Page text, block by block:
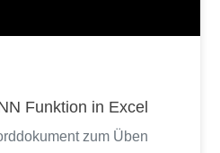
Funktion in Excel
zum Üben